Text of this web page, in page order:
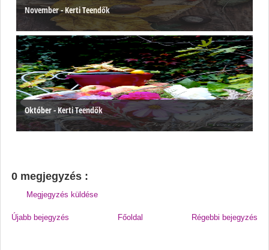
November - Kerti Teendők
Október - Kerti Teendők
0 megjegyzés :
Megjegyzés küldése
Újabb bejegyzés Régebbi bejegyzés
Főoldal